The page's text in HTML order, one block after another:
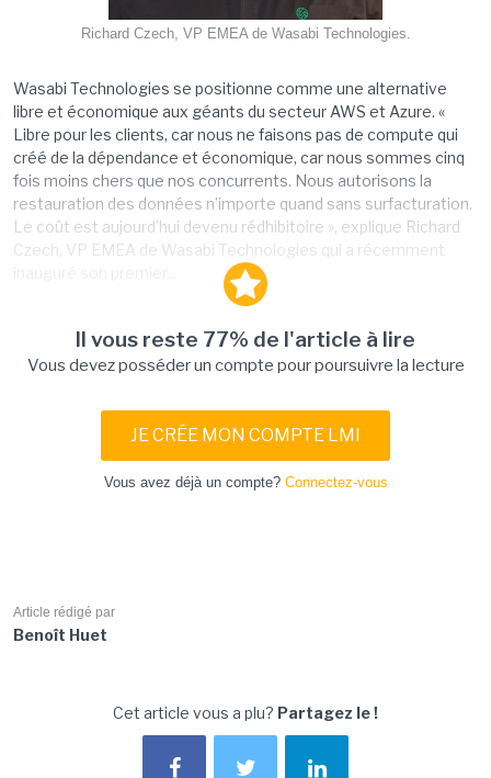
Richard Czech, VP EMEA de Wasabi Technologies.
Wasabi Technologies se positionne comme une alternative
libre et économique aux géants du secteur AWS et Azure. «
Libre pour les clients, car nous ne faisons pas de compute qui
créé de la dépendance et économique, car nous sommes cinq
fois moins chers que nos concurrents. Nous autorisons la
restauration des données n’importe quand sans surfacturation.
Le coût est aujourd’hui devenu rédhibitoire », explique Richard
Czech, VP EMEA de Wasabi Technologies qui a récemment
Il vous reste 77% de l'article à lire
Vous devez posséder un compte pour poursuivre la lecture
JE CRÉE MON COMPTE LMI
Vous avez déjà un compte? Connectez-vous
Article rédigé par
Benoît Huet
Cet article vous a plu? Partagez le !